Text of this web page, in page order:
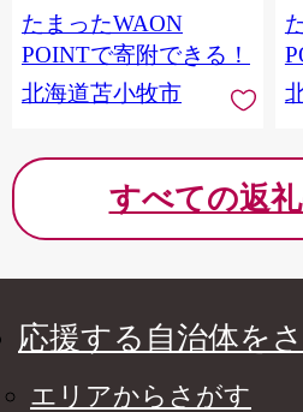
たまったWAON
POINTで寄附できる！
北海道苫小牧市
すべての返
応援する自治体を
エリアからさがす